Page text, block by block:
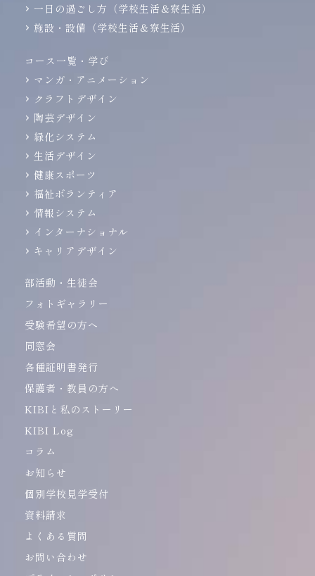
一日の過ごし方（学校生活＆寮生活）
施設・設備（学校生活＆寮生活）
コース一覧・学び
マンガ・アニメーション
クラフトデザイン
陶芸デザイン
緑化システム
生活デザイン
健康スポーツ
福祉ボランティア
情報システム
インターナショナル
キャリアデザイン
部活動・生徒会
フォトギャラリー
受験希望の方へ
同窓会
各種証明書発行
保護者・教員の方へ
KIBIと私のストーリー
KIBI Log
コラム
お知らせ
個別学校見学受付
資料請求
よくある質問
お問い合わせ